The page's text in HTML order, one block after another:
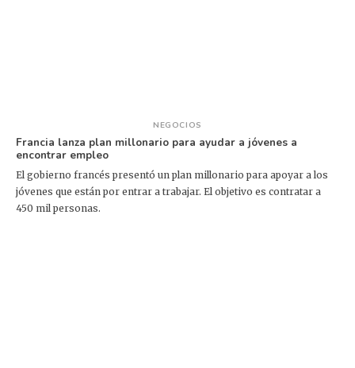
NEGOCIOS
Francia lanza plan millonario para ayudar a jóvenes a
encontrar empleo
El gobierno francés presentó un plan millonario para apoyar a los
jóvenes que están por entrar a trabajar. El objetivo es contratar a
450 mil personas.